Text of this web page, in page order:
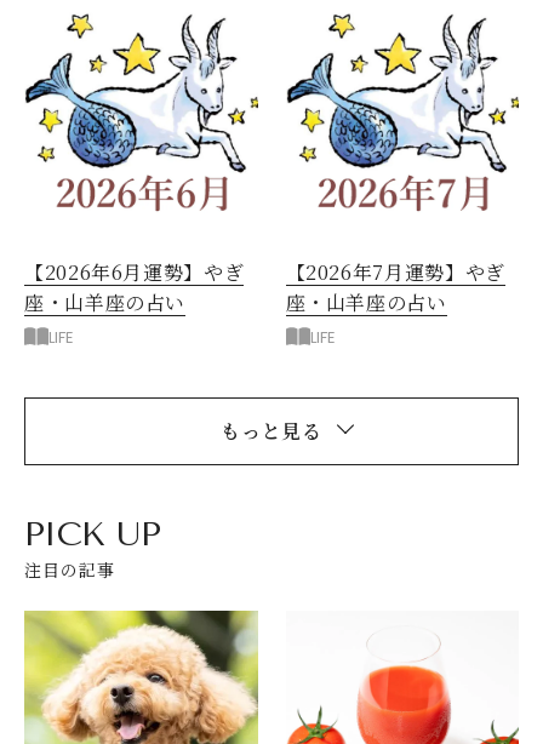
【2026年6月運勢】やぎ
座・山羊座の占い
LIFE
【2026年7月運勢】やぎ
座・山羊座の占い
LIFE
もっと見る
PICK UP
注目の記事